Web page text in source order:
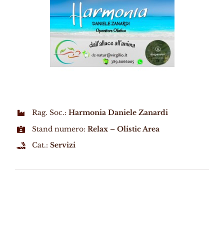
Rag. Soc.: Harmonia Daniele Zanardi
Stand numero: Relax – Olistic Area
Cat.: Servizi